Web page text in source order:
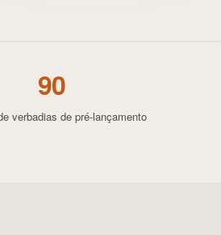
verba
90
dias de pré-lançamento